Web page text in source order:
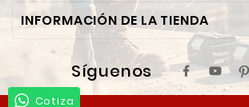
INFORMACIÓN DE LA TIENDA
Síguenos
Cotiza